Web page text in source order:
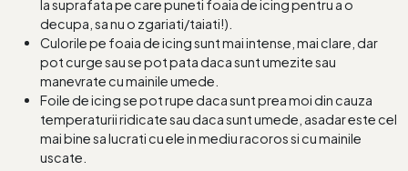
la suprafata pe care puneti foaia de icing pentru a o
decupa, sa nu o zgariati/taiati!).
Culorile pe foaia de icing sunt mai intense, mai clare, dar
pot curge sau se pot pata daca sunt umezite sau
manevrate cu mainile umede.
Foile de icing se pot rupe daca sunt prea moi din cauza
temperaturii ridicate sau daca sunt umede, asadar este cel
mai bine sa lucrati cu ele in mediu racoros si cu mainile
uscate.